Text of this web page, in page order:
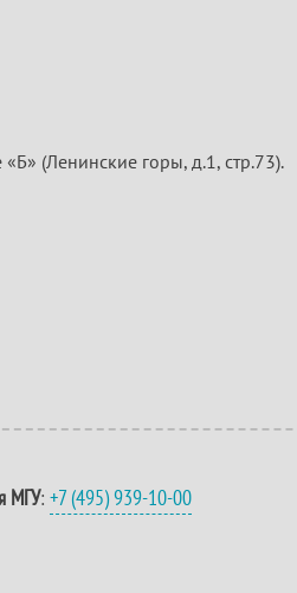
(Ленинские горы, д.1, стр.73).
МГУ: +7 (495) 939-10-00